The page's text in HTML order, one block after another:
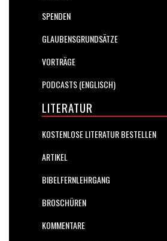
SPENDEN
GLAUBENSGRUNDSÄTZE
VORTRÄGE
PODCASTS (ENGLISCH)
LITERATUR
KOSTENLOSE LITERATUR BESTELLEN
ARTIKEL
BIBELFERNLEHRGANG
BROSCHÜREN
KOMMENTARE